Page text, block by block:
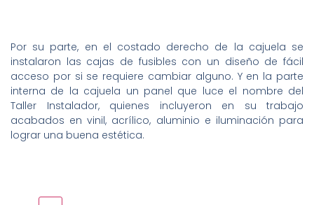
Por su parte, en el costado derecho de la cajuela se
instalaron las cajas de fusibles con un diseño de fácil
acceso por si se requiere cambiar alguno. Y en la parte
interna de la cajuela un panel que luce el nombre del
Taller Instalador, quienes incluyeron en su trabajo
acabados en vinil, acrílico, aluminio e iluminación para
lograr una buena estética.